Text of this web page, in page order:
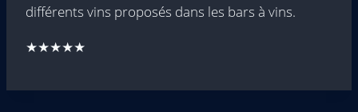
différents vins proposés dans les bars à vins.
★★★★★